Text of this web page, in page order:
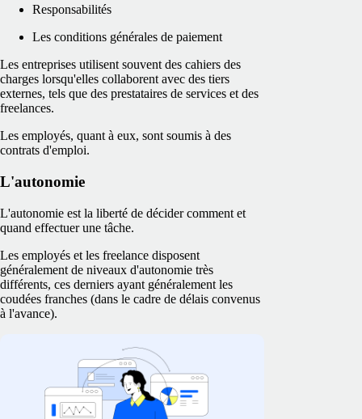
Responsabilités
Les conditions générales de paiement
Les entreprises utilisent souvent des cahiers des
charges lorsqu'elles collaborent avec des tiers
externes, tels que des prestataires de services et des
freelances.
Les employés, quant à eux, sont soumis à des
contrats d'emploi.
L'autonomie
L'autonomie est la liberté de décider comment et
quand effectuer une tâche.
Les employés et les freelance disposent
généralement de niveaux d'autonomie très
différents, ces derniers ayant généralement les
coudées franches (dans le cadre de délais convenus
à l'avance).